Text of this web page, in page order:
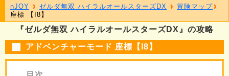
『ゼルダ無双 ハイラルオールスターズDX』の攻略
アドベンチャーモード 座標【I8】
nJOY ゼルダ無双 ハイラルオールスターズDX
冒険マップ
座標 【I8】